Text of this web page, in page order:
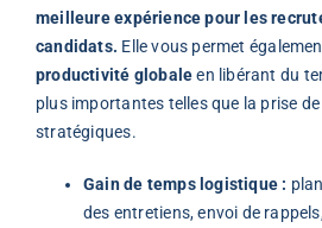
meilleure expérience pour les
candidats. Elle vous permet
productivité globaleen libérant du
plus importantes telles que la prise
stratégiques.
Gain de temps logistique :
des entretiens, envoi de